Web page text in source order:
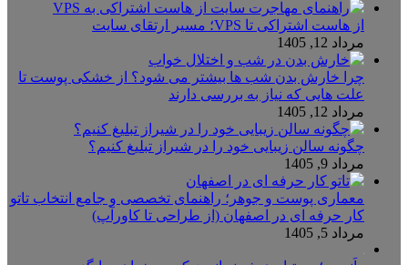
از هاست اشتراکی تا VPS؛ مسیر ارتقای سایت
مرداد 12, 1405
چرا خارش بدن شب ها بیشتر می شود؟ از خشکی پوست تا
علت هایی که نیاز به بررسی دارند
مرداد 12, 1405
چگونه سالن زیبایی خود را در شیراز تبلیغ کنیم؟
مرداد 9, 1405
معماری پوست و جوهر؛ راهنمای تخصصی و جامع انتخاب تاتو
کار حرفه ای در اصفهان (از طراحی تا کاورآپ)
مرداد 5, 1405